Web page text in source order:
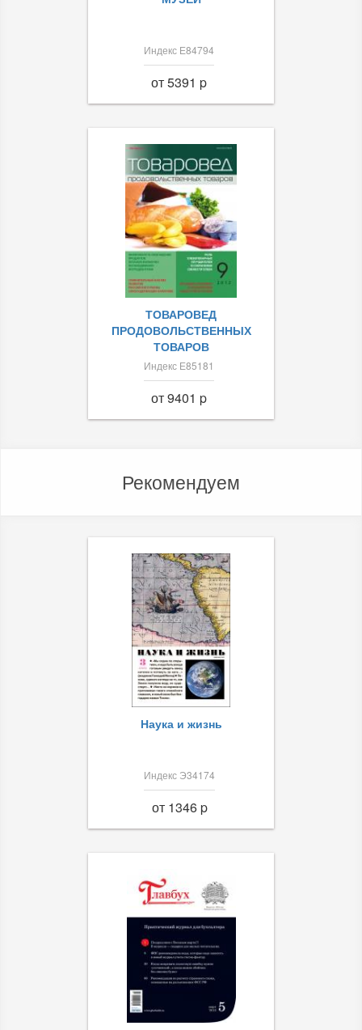
Индекс Е84794
от 5391 p
ТОВАРОВЕД
ПРОДОВОЛЬСТВЕННЫХ
ТОВАРОВ
Индекс Е85181
от 9401 p
Рекомендуем
Наука и жизнь
Индекс Э34174
от 1346 p